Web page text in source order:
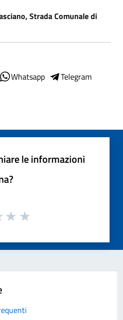
Strada Comunale di
Whatsapp
Telegram
le informazioni